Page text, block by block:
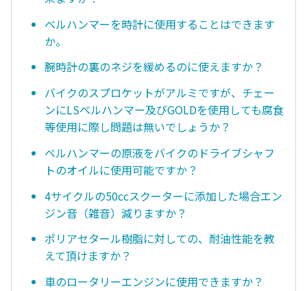
ベルハンマーを時計に使用することはできます
か。
腕時計の裏のネジを緩めるのに使えますか？
バイクのスプロケットがアルミですが、チェー
ンにLSベルハンマー及びGOLDを使用しても腐食
等使用に際し問題は無いでしょうか？
ベルハンマーの原液をバイクのドライブシャフ
トのオイルに使用可能ですか？
4サイクルの50ccスクーターに添加した場合エン
ジン音（雑音）減りますか？
ポリアセタール樹脂に対しての、耐油性能を教
えて頂けますか？
車のロータリーエンジンに使用できますか？